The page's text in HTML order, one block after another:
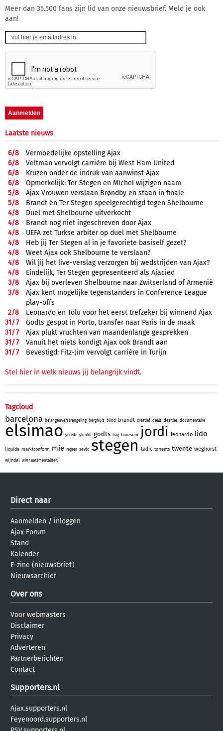
Meer dan 35.500 fans zijn lid van onze nieuwsbrief. Meld je ook
aan!
Laatste nieuws
6/8
Vermoedelijke opstelling Ajax
6/8
Veltman vervolgt carrière bij West Ham United
6/8
Krüzen onder de indruk van aanwinst Ajax
6/8
Opmerkelijk: Ter Stegen en Míchel wijzigen naam
5/8
Ajax Vrouwen verslaan Brøndby en staan in finale
5/8
Brandt én Ter Stegen speelgerechtigd tegen Shelbourne
4/8
Duel met Shelbourne uitverkocht
4/8
Brandt nog niet ingeschreven door Ajax
4/8
UEFA zet Turkse arbiter op duel met Shelbourne
4/8
Heb jij Ter Stegen al in je favoriete basiself gezet?
4/8
Weet Ajax ook Shelbourne te verslaan?
4/8
Wil jij het live-verslag verzorgen bij wedstrijden van Ajax?
4/8
Eindelijk, Ter Stegen gepresenteerd als Ajacied
3/8
Ajax bij overleven Shelbourne naar Zwitserland of Armenië
3/8
Ajax kent mogelijke tegenstanders in Conference League
play-offs
2/8
Leonardo en Tolu voor het eerst trefzeker bij winnend Ajax
31/7
Godts gespot in Porto, transfer naar Paris in de maak
31/7
Ajax plukt vruchten van maandenlange gesprekken
31/7
Vanuit het niets kondigt Ajax ook Brandt aan
31/7 Bevestigd: Fitz-Jim vervolgt carrière in Turijn
Stel hier in welk nieuws jij belangrijk vindt.
Tagcloud
barcelona belangenverstrengeling berghuis blind brandt creatief deals dealtjes documentaire
elsimao gerede gloukh godts hag huursom jordi leonardo lido
liquide marktconform mie regeer sevic stegen tadic torrents twente weghorst
wijndal winnaarsmentaliteit
Direct naar
Aanmelden / inloggen
Ajax Forum
Stand
Kalender
E-zine (nieuwsbrief)
Nieuwsarchief
Over ons
Voor webmasters
Disclaimer
Privacy
Adverteren
Partnerberichten
Contact
Supporters.nl
Ajax.supporters.nl
Feyenoord.supporters.nl